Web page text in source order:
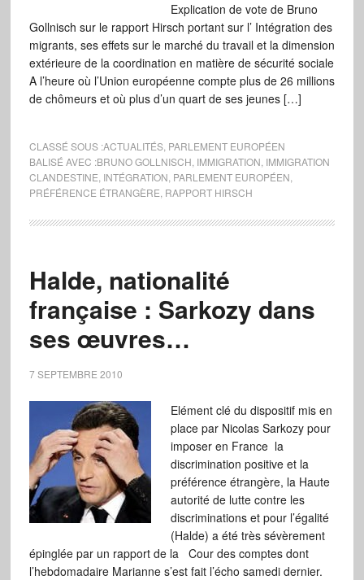
Explication de vote de Bruno
Gollnisch sur le rapport Hirsch portant sur l’ Intégration des
migrants, ses effets sur le marché du travail et la dimension
extérieure de la coordination en matière de sécurité sociale
A l’heure où l’Union européenne compte plus de 26 millions
de chômeurs et où plus d’un quart de ses jeunes […]
CLASSÉ SOUS :ACTUALITÉS, PARLEMENT EUROPÉEN
BALISÉ AVEC :BRUNO GOLLNISCH IMMIGRATION IMMIGRATION
CLANDESTINE INTÉGRATION PARLEMENT EUROPÉEN
PRÉFÉRENCE ÉTRANGÈRE RAPPORT HIRSCH
Halde, nationalité
française : Sarkozy dans
ses œuvres…
7 SEPTEMBRE 2010
Elément clé du dispositif mis en
place par Nicolas Sarkozy pour
imposer en France la
discrimination positive et la
préférence étrangère, la Haute
autorité de lutte contre les
discriminations et pour l’égalité
(Halde) a été très sévèrement
épinglée par un rapport de la Cour des comptes dont
l’hebdomadaire Marianne s’est fait l’écho samedi dernier.